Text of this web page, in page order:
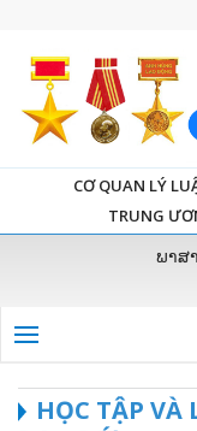
CƠ QUAN LÝ
TRUNG
ພາສ
HỌC TẬP